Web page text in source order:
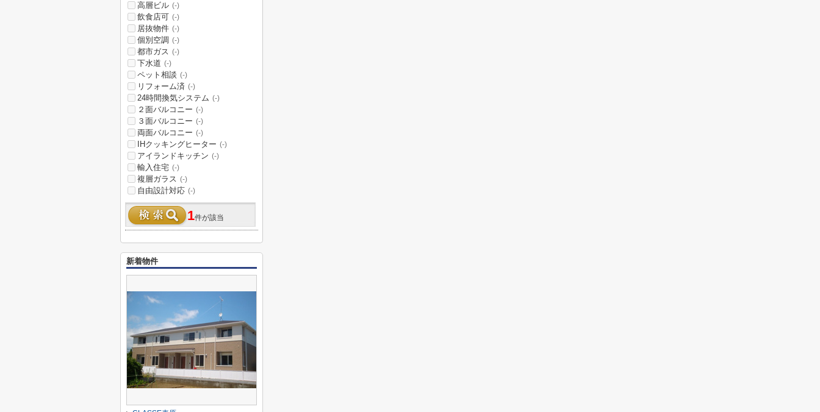
高層ビル (-)
飲食店可 (-)
居抜物件 (-)
個別空調 (-)
都市ガス (-)
下水道 (-)
ペット相談 (-)
リフォーム済 (-)
24時間換気システム (-)
２面バルコニー (-)
３面バルコニー (-)
両面バルコニー (-)
IHクッキングヒーター (-)
アイランドキッチン (-)
輸入住宅 (-)
複層ガラス (-)
自由設計対応 (-)
1件が該当
新着物件